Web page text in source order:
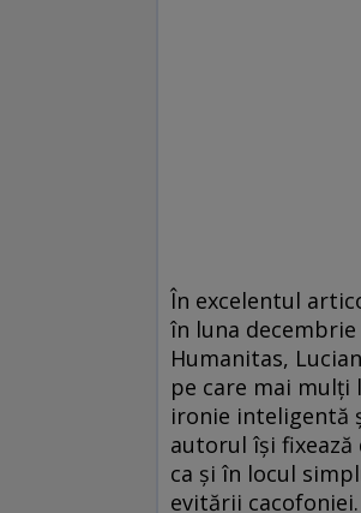
În excelentul
în luna
Humanitas,
pe care mai mulţi
ironie inteligentă
autorul îşi
ca şi în locul
evitării